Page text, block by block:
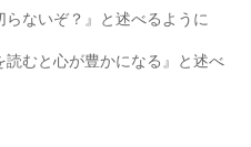
ないぞ？』と述べるように
むと心が豊かになる』と述べ